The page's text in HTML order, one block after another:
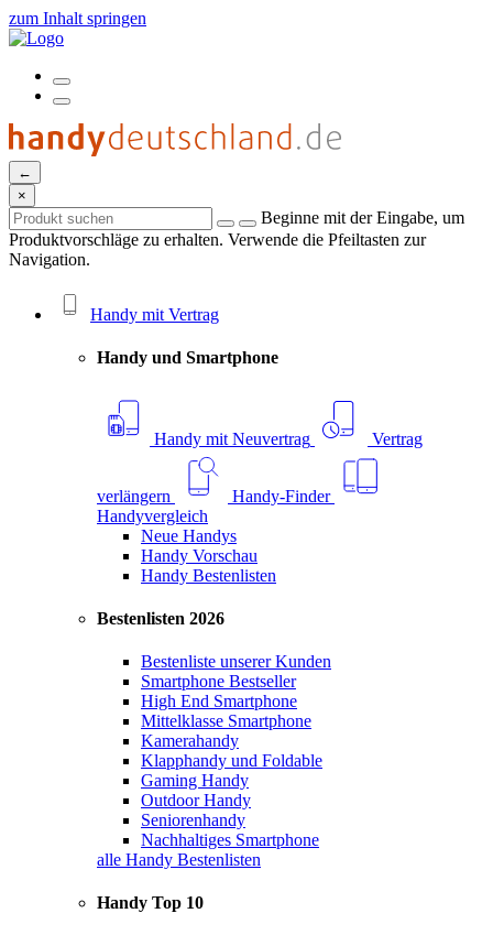
zum Inhalt springen
←
×
Beginne mit der Eingabe, um
Produktvorschläge zu erhalten. Verwende die Pfeiltasten zur
Navigation.
Handy mit Vertrag
Handy und Smartphone
Handy mit Neuvertrag Vertrag
verlängern
Handy-Finder
Handyvergleich
Neue Handys
Handy Vorschau
Handy Bestenlisten
Bestenlisten 2026
Bestenliste unserer Kunden
Smartphone Bestseller
High End Smartphone
Mittelklasse Smartphone
Kamerahandy
Klapphandy und Foldable
Gaming Handy
Outdoor Handy
Seniorenhandy
Nachhaltiges Smartphone
alle Handy Bestenlisten
Handy Top 10